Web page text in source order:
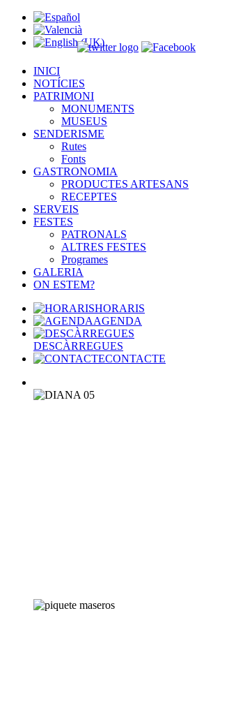
INICI
NOTÍCIES
PATRIMONI
MONUMENTS
MUSEUS
SENDERISME
Rutes
Fonts
GASTRONOMIA
PRODUCTES ARTESANS
RECEPTES
SERVEIS
FESTES
PATRONALS
ALTRES FESTES
Programes
GALERIA
ON ESTEM?
HORARIS
AGENDA
DESCÀRREGUES
CONTACTE